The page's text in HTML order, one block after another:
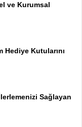
ve Kurumsal
Hediye Kutularını
Sağlayan